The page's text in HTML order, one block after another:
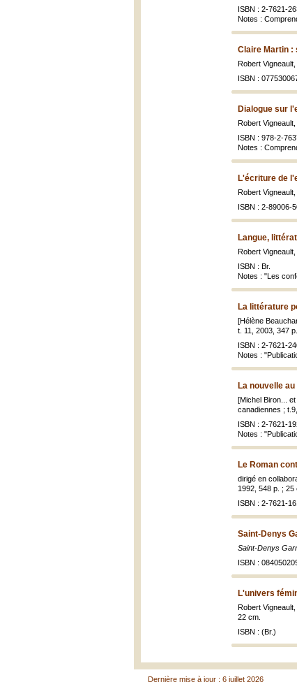
ISBN : 2-7621-
Notes :
Claire Martin :
Robert
ISBN :
Dialogue sur
Robert Vigneault,
ISBN : 978-2-
Notes :
L'écriture de
Robert Vigneault,
ISBN : 2-89006-
Langue,
Robert Vigneault,
ISBN : Br.
Notes : "Les
La littérature
[Hélène
t. 11, 2003, 347
ISBN : 2-7621-
Notes :
La nouvelle
[Michel Biron...
canadiennes ;
ISBN : 2-7621-
Notes :
Le Roman
dirigé en
1992, 548 p. ; 25
ISBN : 2-7621-
Saint-Denys
Saint-Denys
ISBN :
L'univers
Robert Vigneault,
22 cm.
ISBN : (Br.)
Dernière mise à jour : 6 juillet 2026